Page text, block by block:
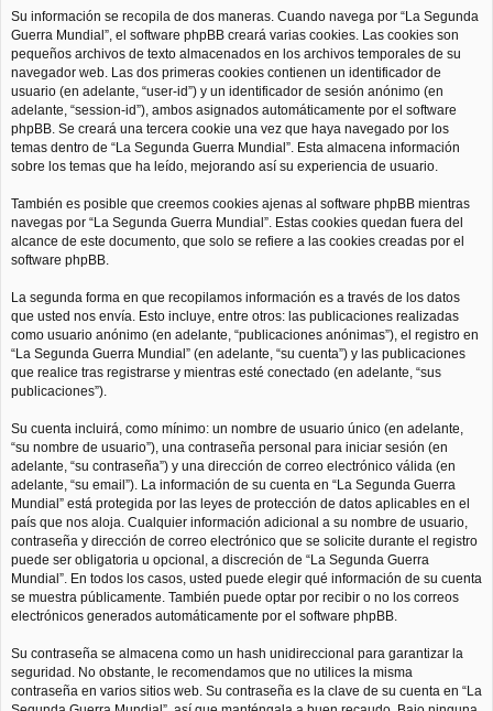
Su información se recopila de dos maneras. Cuando navega por “La Segunda
Guerra Mundial”, el software phpBB creará varias cookies. Las cookies son
pequeños archivos de texto almacenados en los archivos temporales de su
navegador web. Las dos primeras cookies contienen un identificador de
usuario (en adelante, “user-id”) y un identificador de sesión anónimo (en
adelante, “session-id”), ambos asignados automáticamente por el software
phpBB. Se creará una tercera cookie una vez que haya navegado por los
temas dentro de “La Segunda Guerra Mundial”. Esta almacena información
sobre los temas que ha leído, mejorando así su experiencia de usuario.
También es posible que creemos cookies ajenas al software phpBB mientras
navegas por “La Segunda Guerra Mundial”. Estas cookies quedan fuera del
alcance de este documento, que solo se refiere a las cookies creadas por el
software phpBB.
La segunda forma en que recopilamos información es a través de los datos
que usted nos envía. Esto incluye, entre otros: las publicaciones realizadas
como usuario anónimo (en adelante, “publicaciones anónimas”), el registro en
“La Segunda Guerra Mundial” (en adelante, “su cuenta”) y las publicaciones
que realice tras registrarse y mientras esté conectado (en adelante, “sus
publicaciones”).
Su cuenta incluirá, como mínimo: un nombre de usuario único (en adelante,
“su nombre de usuario”), una contraseña personal para iniciar sesión (en
adelante, “su contraseña”) y una dirección de correo electrónico válida (en
adelante, “su email”). La información de su cuenta en “La Segunda Guerra
Mundial” está protegida por las leyes de protección de datos aplicables en el
país que nos aloja. Cualquier información adicional a su nombre de usuario,
contraseña y dirección de correo electrónico que se solicite durante el registro
puede ser obligatoria u opcional, a discreción de “La Segunda Guerra
Mundial”. En todos los casos, usted puede elegir qué información de su cuenta
se muestra públicamente. También puede optar por recibir o no los correos
electrónicos generados automáticamente por el software phpBB.
Su contraseña se almacena como un hash unidireccional para garantizar la
seguridad. No obstante, le recomendamos que no utilices la misma
contraseña en varios sitios web. Su contraseña es la clave de su cuenta en “La